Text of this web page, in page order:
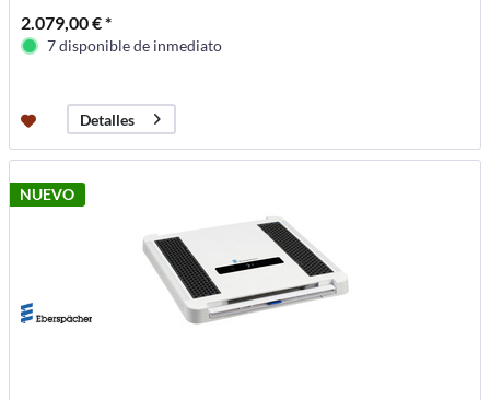
2.079,00 € *
7 disponible de inmediato
Detalles
NUEVO